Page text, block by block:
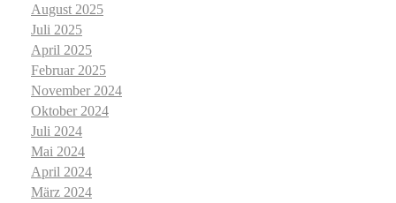
August 2025
Juli 2025
April 2025
Februar 2025
November 2024
Oktober 2024
Juli 2024
Mai 2024
April 2024
März 2024